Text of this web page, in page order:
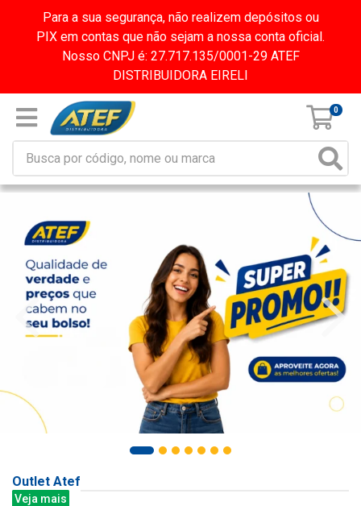
Para a sua segurança, não realizem depósitos ou
PIX em contas que não sejam a nossa conta oficial.
Nosso CNPJ é: 27.717.135/0001-29 ATEF
DISTRIBUIDORA EIRELI
0
Outlet Atef
Veja mais